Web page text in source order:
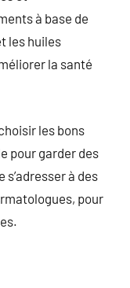
à base de
les huiles
la santé
les bons
pour garder des
à des
pour